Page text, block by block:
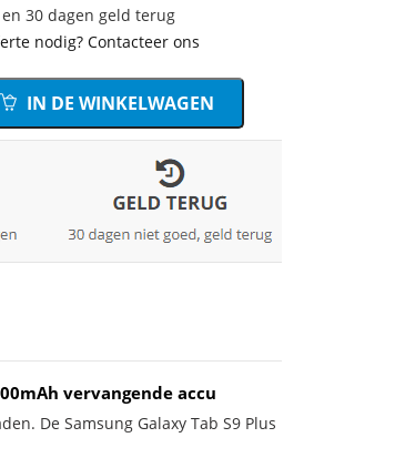
30 dagen geld terug
nodig? Contacteer ons
IN DE WINKELWAGEN
vervangende accu
De Samsung Galaxy Tab S9 Plus